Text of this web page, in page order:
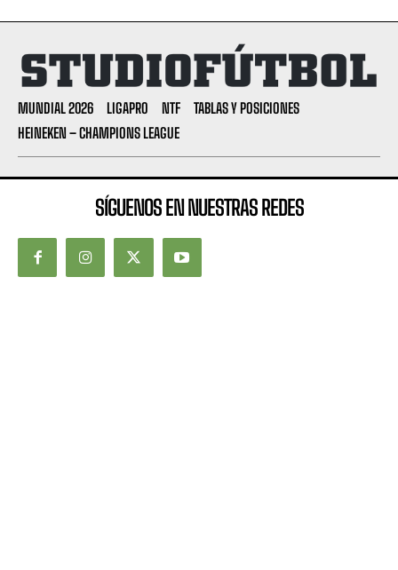
MUNDIAL 2026 LIGAPRO NTF
TABLAS Y POSICIONES
HEINEKEN – CHAMPIONS LEAGUE
SÍGUENOS EN NUESTRAS REDES